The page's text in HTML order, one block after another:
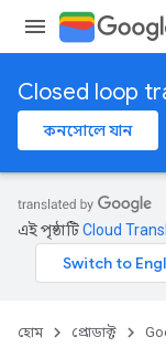
Closed loop
কনসোলে যান
এই পৃষ্ঠাটিCloud
হোম প্রোডাক্ট